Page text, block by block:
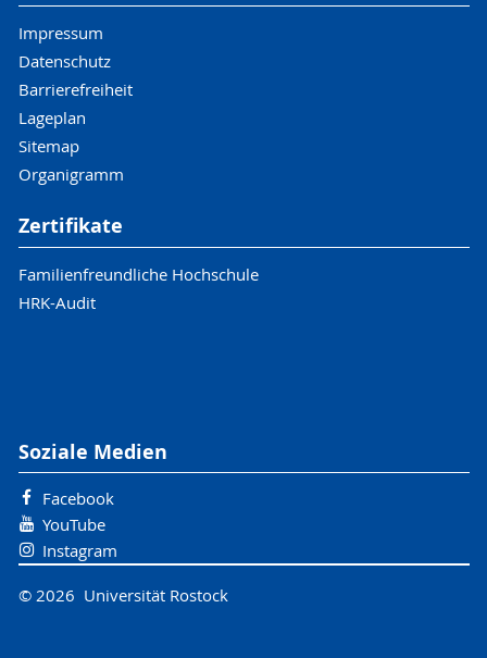
Impressum
Datenschutz
Barrierefreiheit
Lageplan
Sitemap
Organigramm
Zertifikate
Familienfreundliche Hochschule
HRK-Audit
Soziale Medien
Facebook
YouTube
Instagram
© 2026 Universität Rostock